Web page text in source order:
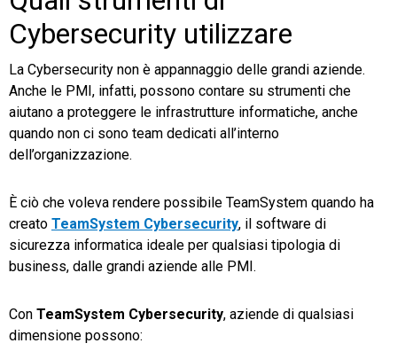
Cybersecurity utilizzare
La Cybersecurity non è appannaggio delle grandi aziende.
Anche le PMI, infatti, possono contare su strumenti che
aiutano a proteggere le infrastrutture informatiche, anche
quando non ci sono team dedicati all’interno
dell’organizzazione.
È ciò che voleva rendere possibile TeamSystem quando ha
creato TeamSystem Cybersecurity, il software di
sicurezza informatica ideale per qualsiasi tipologia di
business, dalle grandi aziende alle PMI.
Con TeamSystem Cybersecurity, aziende di qualsiasi
dimensione possono: